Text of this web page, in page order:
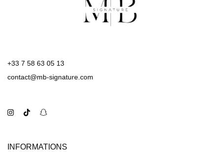
+33 7 58 63 05 13
contact@mb-signature.com
INFORMATIONS